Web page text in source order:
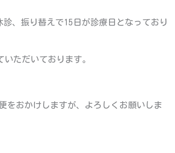
、振り替えで15日が診療日となっており
ただいております。
をおかけしますが、よろしくお願いしま